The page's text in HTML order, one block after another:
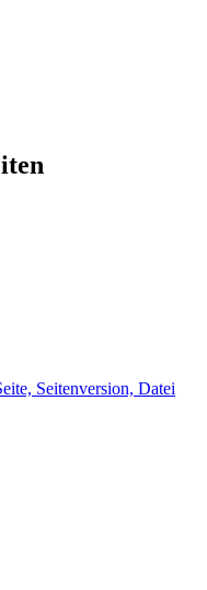
Seitenversion, Datei